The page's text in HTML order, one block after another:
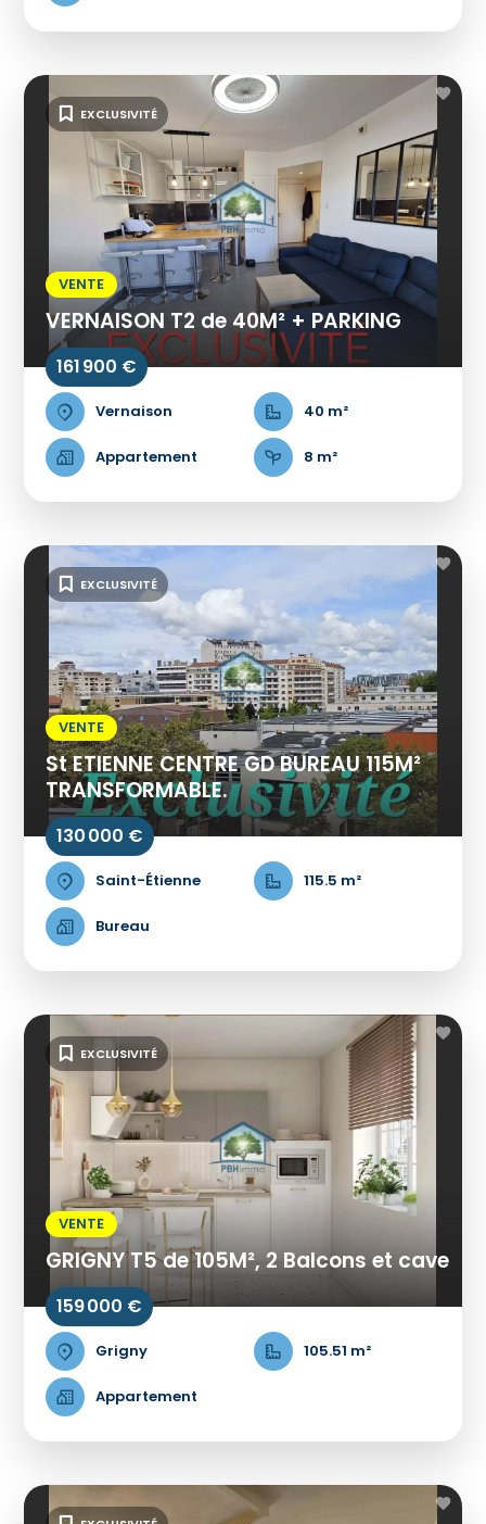
VENTE
VERNAISON T2 de 40M² + PARKING
161 900 €
Vernaison 40 m²
Appartement 8 m²
EXCLUSIVITÉ
VENTE
St ETIENNE CENTRE GD BUREAU 115M²
TRANSFORMABLE.
130 000 €
Saint-Étienne 115.5 m²
Bureau
EXCLUSIVITÉ
VENTE
GRIGNY T5 de 105M², 2 Balcons et cave
159 000 €
Grigny 105.51 m²
Appartement
EXCLUSIVITÉ